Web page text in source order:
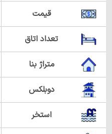
قیمت
تعداد اتاق
متراژ بنا
دوبلکس
استخر